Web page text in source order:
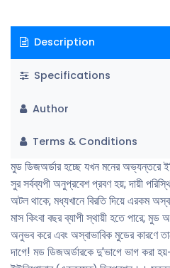
পাঠক পাঠিকা নিজের ও চারপাশের অন্যদের
ব্যক্তিত্বের দ্বন্ধগুলাে ভালােভাবে পর্যবেক্ষণ
নিজেকে ইতিবাচকভাবে সংশােধন ও পুনর্গঠনে
তৃপ্ত, সফল জীবন গড়তে ও নিকটজনসহ অন্যদের
Description
Specifications
Author
Terms & Conditions
মুড ডিজঅর্ডার হচ্ছে যখন মনের অভ্যন্তরে
সুর সর্বব্যপী অনুপ্রবেশ প্রবণ হয়; দায়ী
অটল থাকে; মধ্যখানে বিরতি দিয়ে এরকম
মাস কিংবা বছর ব্যাপী স্থায়ী হতে পারে; মুড
অনুভব করে এবং অস্বাভাবিক মুডের কারণে
দাগে! মড ডিজঅর্ডারকে দু'ভাগে ভাগ করা